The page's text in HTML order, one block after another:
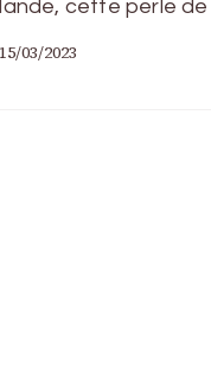
cette perle de
15/03/2023